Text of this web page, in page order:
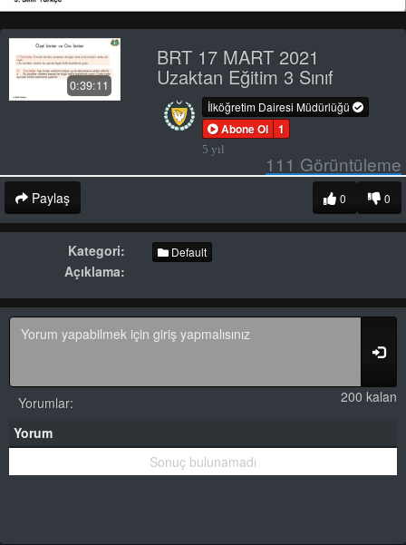
Video
0:39:11
BRT 17 MART 2021
Uzaktan Eğitim 3 Sınıf
İlköğretim Dairesi Müdürlüğü
Abone Ol 1
5 yıl
111 Görüntüleme
Paylaş 0
0
Kategori: Default
Açıklama:
200 kalan
Yorumlar:
Yorum
Sonuç bulunamadı